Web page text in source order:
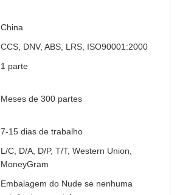
China
CCS, DNV, ABS, LRS, ISO90001:2000
1 parte
Meses de 300 partes
7-15 dias de trabalho
L/C, D/A, D/P, T/T, Western Union,
MoneyGram
Embalagem do Nude se nenhuma